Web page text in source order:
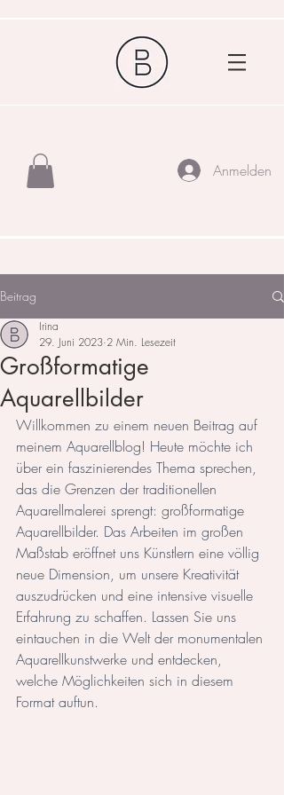
Anmelden
Beitrag
Großformatige
Aquarellbilder
Irina
29. Juni 2023 2 Min. Lesezeit
Willkommen zu einem neuen Beitrag auf
meinem Aquarellblog! Heute möchte ich
über ein faszinierendes Thema sprechen,
das die Grenzen der traditionellen
Aquarellmalerei sprengt: großformatige
Aquarellbilder. Das Arbeiten im großen
Maßstab eröffnet uns Künstlern eine völlig
neue Dimension, um unsere Kreativität
auszudrücken und eine intensive visuelle
Erfahrung zu schaffen. Lassen Sie uns
eintauchen in die Welt der monumentalen
Aquarellkunstwerke und entdecken,
welche Möglichkeiten sich in diesem
Format auftun.